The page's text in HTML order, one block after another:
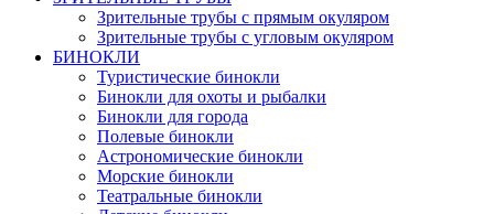
Зрительные трубы с прямым окуляром
Зрительные трубы с угловым окуляром
БИНОКЛИ
Туристические бинокли
Бинокли для охоты и рыбалки
Бинокли для города
Полевые бинокли
Астрономические бинокли
Морские бинокли
Театральные бинокли